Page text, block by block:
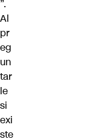
”.
Al
pr
eg
un
tar
le
si
exi
ste